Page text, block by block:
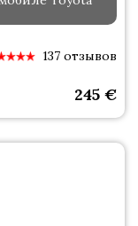
137 отзывов
245 €